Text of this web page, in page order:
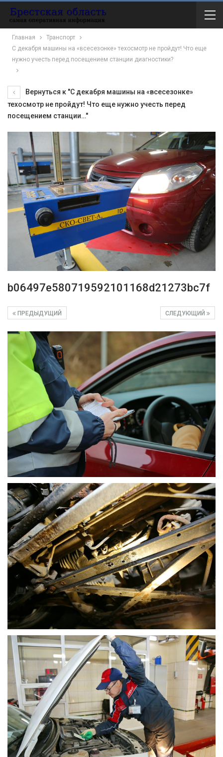
Главная
Транспорт
С декабря машины на «всесезонке» техосмотр не пройдут! Что еще
нужно учесть перед посещением станции диагностики?
Вернуться к "С декабря машины на «всесезонке»
техосмотр не пройдут! Что еще нужно учесть перед
посещением станции…"
b06497e580719592101168d21273bc7f
СЛЕДУЮЩИЙ
ПРЕДЫДУЩИЙ